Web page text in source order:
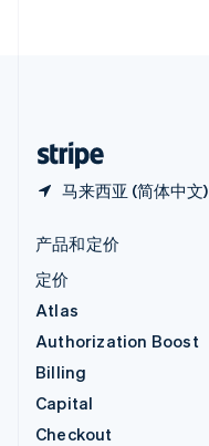
马来西亚 (简体中文)
产品和定价
定价
Atlas
Authorization Boost
Billing
Capital
Checkout